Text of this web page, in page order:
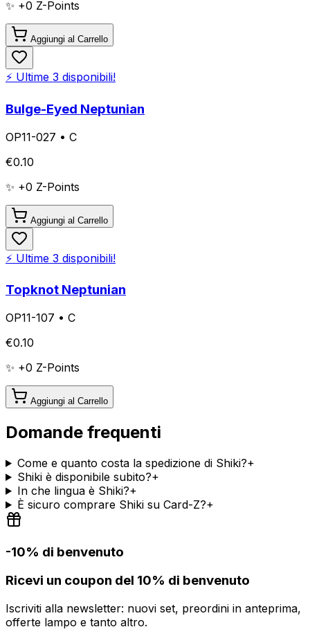
✨ +0 Z-Points
Aggiungi al Carrello
⚡ Ultime 3 disponibili!
Bulge-Eyed Neptunian
OP11-027 • C
€0.10
✨ +0 Z-Points
Aggiungi al Carrello
⚡ Ultime 3 disponibili!
Topknot Neptunian
OP11-107 • C
€0.10
✨ +0 Z-Points
Aggiungi al Carrello
Domande frequenti
Come e quanto costa la spedizione di Shiki?+
Shiki è disponibile subito?+
In che lingua è Shiki?+
È sicuro comprare Shiki su Card-Z?+
-10% di benvenuto
Ricevi un coupon del 10% di benvenuto
Iscriviti alla newsletter: nuovi set, preordini in anteprima,
offerte lampo e tanto altro.